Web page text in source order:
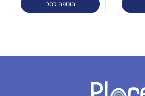
הוספה לסל